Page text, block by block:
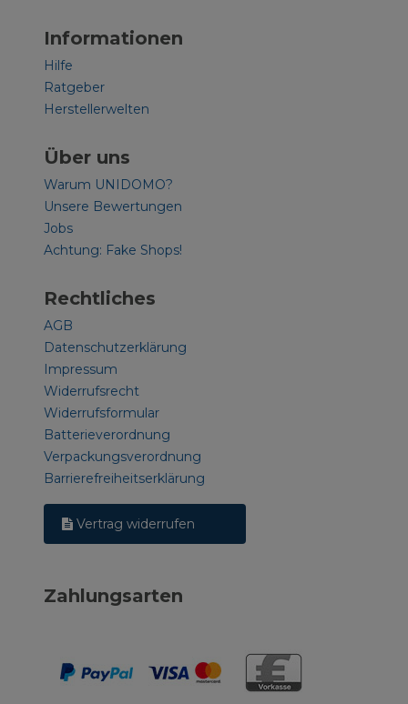
Informationen
Hilfe
Ratgeber
Herstellerwelten
Über uns
Warum UNIDOMO?
Unsere Bewertungen
Jobs
Achtung: Fake Shops!
Rechtliches
AGB
Datenschutzerklärung
Impressum
Widerrufsrecht
Widerrufsformular
Batterieverordnung
Verpackungsverordnung
Barrierefreiheitserklärung
Vertrag widerrufen
Zahlungsarten